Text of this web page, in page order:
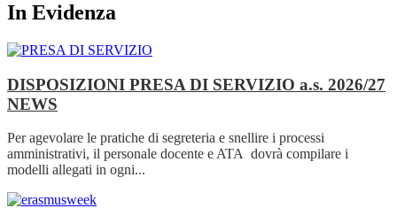
In Evidenza
DISPOSIZIONI PRESA DI SERVIZIO a.s. 2026/27
NEWS
Per agevolare le pratiche di segreteria e snellire i processi
amministrativi, il personale docente e ATA dovrà compilare i
modelli allegati in ogni...